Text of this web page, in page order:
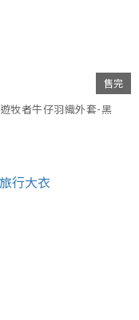
售完
（完售）IP.AXIS 遊牧者牛仔羽織外套-黑